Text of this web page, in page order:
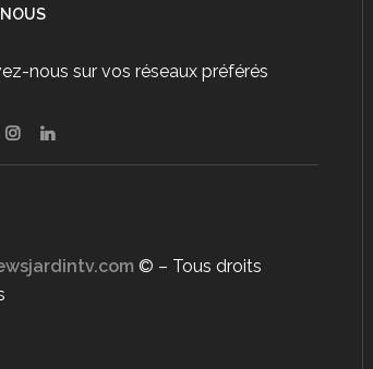
nous sur vos réseaux préférés
© – Tous droits